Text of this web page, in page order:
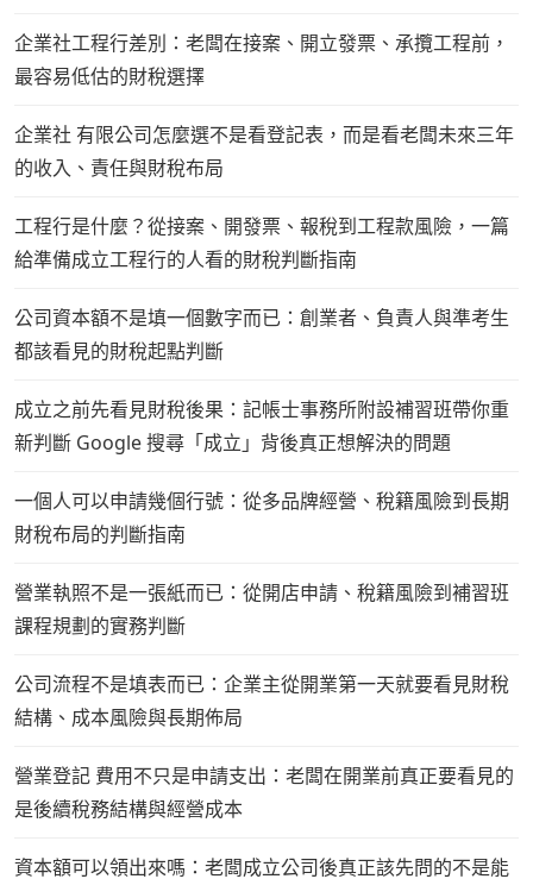
企業社工程行差別：老闆在接案、開立發票、承攬工程前，
最容易低估的財稅選擇
企業社 有限公司怎麼選不是看登記表，而是看老闆未來三年
的收入、責任與財稅布局
工程行是什麼？從接案、開發票、報稅到工程款風險，一篇
給準備成立工程行的人看的財稅判斷指南
公司資本額不是填一個數字而已：創業者、負責人與準考生
都該看見的財稅起點判斷
成立之前先看見財稅後果：記帳士事務所附設補習班帶你重
新判斷 Google 搜尋「成立」背後真正想解決的問題
一個人可以申請幾個行號：從多品牌經營、稅籍風險到長期
財稅布局的判斷指南
營業執照不是一張紙而已：從開店申請、稅籍風險到補習班
課程規劃的實務判斷
公司流程不是填表而已：企業主從開業第一天就要看見財稅
結構、成本風險與長期佈局
營業登記 費用不只是申請支出：老闆在開業前真正要看見的
是後續稅務結構與經營成本
資本額可以領出來嗎：老闆成立公司後真正該先問的不是能